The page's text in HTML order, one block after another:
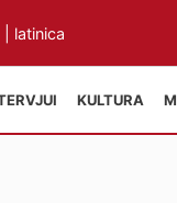
latinica
KULTURA